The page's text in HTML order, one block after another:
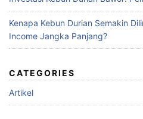
Kenapa Kebun Durian Semakin
Income Jangka Panjang?
CATEGORIES
Artikel